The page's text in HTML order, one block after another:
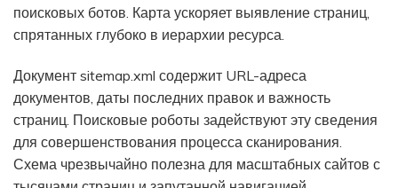
поисковых ботов. Карта ускоряет выявление страниц,
спрятанных глубоко в иерархии ресурса.
Документ sitemap.xml содержит URL-адреса
документов, даты последних правок и важность
страниц. Поисковые роботы задействуют эту сведения
для совершенствования процесса сканирования.
Схема чрезвычайно полезна для масштабных сайтов с